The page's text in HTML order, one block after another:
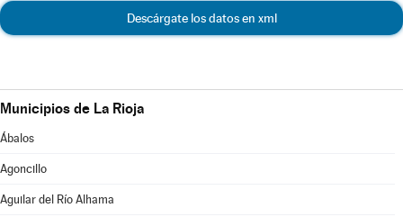
Descárgate los datos en xml
Municipios de La Rioja
Ábalos
Agoncillo
Aguilar del Río Alhama